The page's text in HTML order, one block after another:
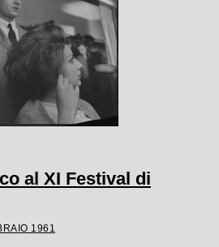
al XI Festival di
1961